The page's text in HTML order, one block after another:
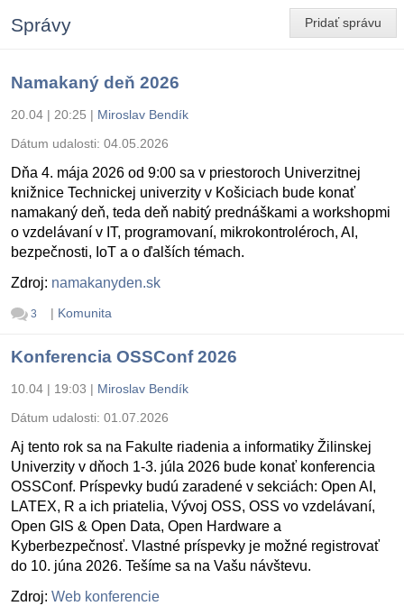
Pridať správu
Správy
Namakaný deň 2026
20.04 | 20:25 | Miroslav Bendík
Dátum udalosti: 04.05.2026
Dňa 4. mája 2026 od 9:00 sa v priestoroch Univerzitnej
knižnice Technickej univerzity v Košiciach bude konať
namakaný deň, teda deň nabitý prednáškami a workshopmi
o vzdelávaní v IT, programovaní, mikrokontroléroch, AI,
bezpečnosti, IoT a o ďalších témach.
Zdroj: namakanyden.sk
3 | Komunita
Konferencia OSSConf 2026
10.04 | 19:03 | Miroslav Bendík
Dátum udalosti: 01.07.2026
Aj tento rok sa na Fakulte riadenia a informatiky Žilinskej
Univerzity v dňoch 1-3. júla 2026 bude konať konferencia
OSSConf. Príspevky budú zaradené v sekciách: Open AI,
LATEX, R a ich priatelia, Vývoj OSS, OSS vo vzdelávaní,
Open GIS & Open Data, Open Hardware a
Kyberbezpečnosť. Vlastné príspevky je možné registrovať
do 10. júna 2026. Tešíme sa na Vašu návštevu.
Zdroj: Web konferencie